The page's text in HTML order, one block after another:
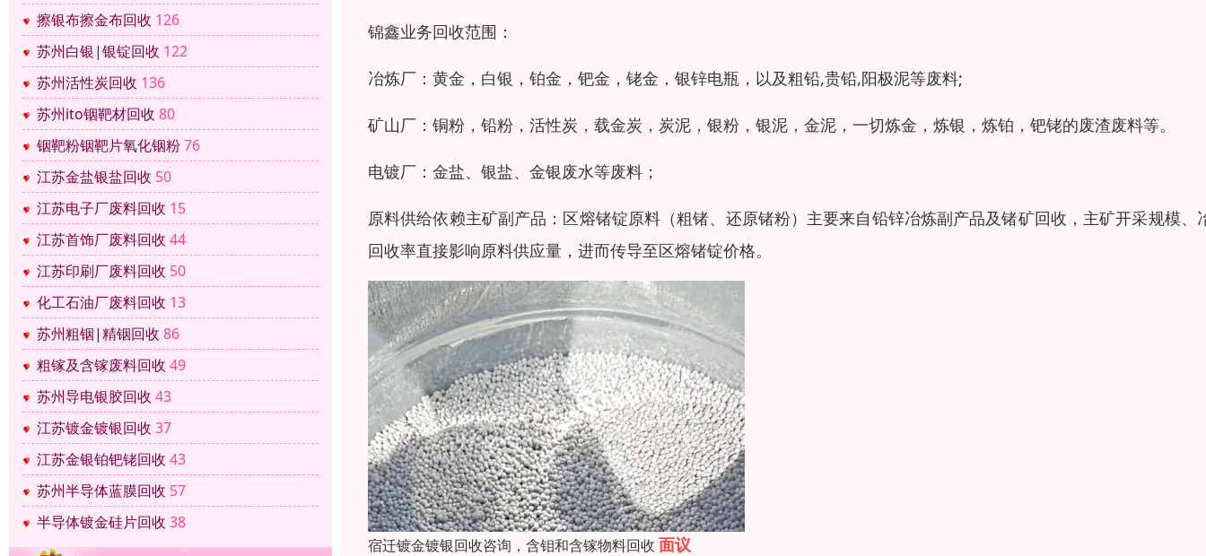
擦银布擦金布回收 126
苏州白银|银锭回收 122
苏州活性炭回收 136
苏州ito铟靶材回收 80
铟靶粉铟靶片氧化铟粉76
江苏金盐银盐回收 50
江苏电子厂废料回收 15
江苏首饰厂废料回收 44
江苏印刷厂废料回收 50
化工石油厂废料回收 13
苏州粗铟|精铟回收 86
粗镓及含镓废料回收 49
苏州导电银胶回收 43
江苏镀金镀银回收 37
江苏金银铂钯铑回收 43
苏州半导体蓝膜回收 57
半导体镀金硅片回收 38
锦鑫业务回收范围：
冶炼厂：黄金，白银，铂金，钯金，铑金，银锌电瓶，以及粗铅,贵铅,阳极泥等废料;
矿山厂：铜粉，铅粉，活性炭，载金炭，炭泥，银粉，银泥，金泥，一切炼金，炼银，炼铂，钯铑的废渣废料等。
电镀厂：金盐、银盐、金银废水等废料；
原料供给依赖主矿副产品：区熔锗锭原料（粗锗、还原锗粉）主要来自铅锌冶炼副产品及锗矿回收，主矿开采规模、
回收率直接影响原料供应量，进而传导至区熔锗锭价格。​
宿迁镀金镀银回收咨询，含钼和含镓物料回收 面议